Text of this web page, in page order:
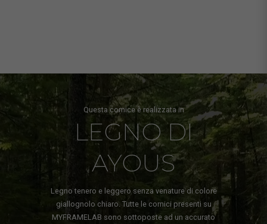
Questa cornice è realizzata in
LEGNO DI
AYOUS
Legno tenero e leggero senza venature di colore
giallognolo chiaro. Tutte le cornici presenti su
MYFRAMELAB sono sottoposte ad un accurato